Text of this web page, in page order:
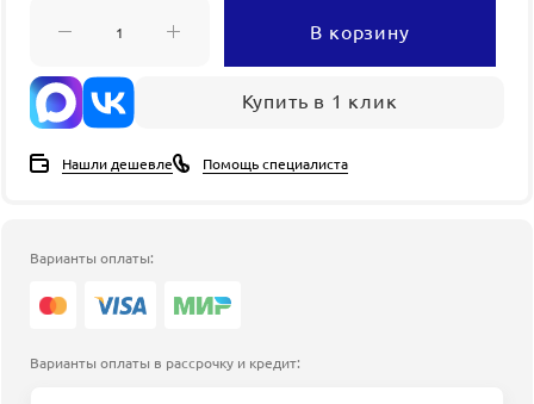
В корзину
Купить в 1 клик
Нашли дешевле Помощь специалиста
Варианты оплаты:
Варианты оплаты в рассрочку и кредит: